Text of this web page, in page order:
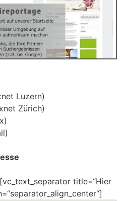
Luzern)
Zürich)
title=“Hier